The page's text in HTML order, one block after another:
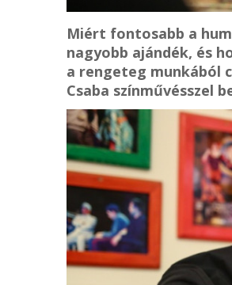
Miért fontosabb a
nagyobb ajándék, és
a rengeteg munkából
Csaba színművésszel